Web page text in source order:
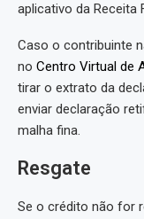
aplicativo da Receita
Caso o contribuinte
no Centro Virtual de
tirar o extrato da
enviar declaração
malha fina.
Resgate
Se o crédito não for